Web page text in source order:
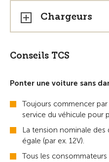
Chargeurs
Conseils TCS
Ponter une voiture sans
Toujours commencer
service du véhicule pour
La tension nominale
égale (par ex. 12V).
Tous les